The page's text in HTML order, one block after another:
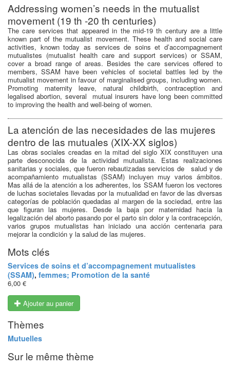
Addressing women’s needs in the mutualist
movement (19 th -20 th centuries)
The care services that appeared in the mid-19 th century are a little
known part of the mutualist movement. These health and social care
activities, known today as services de soins et d’accompagnement
mutualistes (mutualist health care and support services) or SSAM,
cover a broad range of areas. Besides the care services offered to
members, SSAM have been vehicles of societal battles led by the
mutualist movement in favour of marginalised groups, including women.
Promoting maternity leave, natural childbirth, contraception and
legalised abortion, several mutual insurers have long been committed
to improving the health and well-being of women.
La atención de las necesidades de las mujeres
dentro de las mutuales (XIX-XX siglos)
Las obras sociales creadas en la mitad del siglo XIX constituyen una
parte desconocida de la actividad mutualista. Estas realizaciones
sanitarias y sociales, que fueron rebautizadas servicios de salud y de
acompañamiento mutualistas (SSAM) incluyen muy varios ámbitos.
Mas allá de la atención a los adherentes, los SSAM fueron los vectores
de luchas societales llevadas por la mutualidad en favor de las diversas
categorías de población quedadas al margen de la sociedad, entre las
que figuran las mujeres. Desde la baja por maternidad hacia la
legalización del aborto pasando por el parto sin dolor y la contracepción,
varios grupos mutualistas han iniciado una acción centenaria para
mejorar la condición y la salud de las mujeres.
Mots clés
Services de soins et d’accompagnement mutualistes
(SSAM), femmes; Promotion de la santé
6,00 €
Ajouter au panier
Thèmes
Mutuelles
Sur le même thème